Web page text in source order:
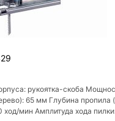
рукоятка-скоба
65 мм Глубина пропила
ход/мин Амплитуда хода